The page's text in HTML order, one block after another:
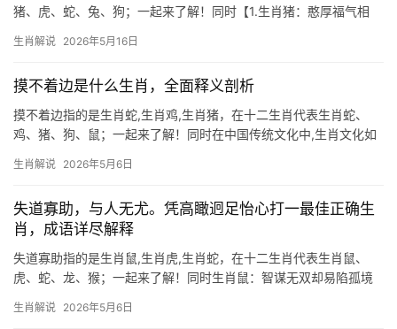
猪、虎、蛇、兔、狗；一起来了解！同时【1.生肖猪：憨厚福气相
交织的一年，事业上可能遭遇“项目被抢”或“团队停滞”，尤其29岁至
生肖解说 2026年5月16日
摸不着边是什么生肖，全面释义剖析
摸不着边指的是生肖蛇,生肖鸡,生肖猪，在十二生肖代表生肖蛇、
鸡、猪、狗、鼠；一起来了解！同时在中国传统文化中,生肖文化如
有些生肖形象鲜明，而有些则显得“摸不着边”，比如那些与隐逸、神
生肖解说 2026年5月6日
失道寡助，与人无尤。凭高瞰迥足怡心打一最佳正确生
肖，成语详尽解释
失道寡助指的是生肖鼠,生肖虎,生肖蛇，在十二生肖代表生肖鼠、
虎、蛇、龙、猴；一起来了解！同时生肖鼠：智谋无双却易陷孤境
擅借势而为，但若过度算计反会众叛亲离，古籍《玉匣记》有云：\”
生肖解说 2026年5月6日